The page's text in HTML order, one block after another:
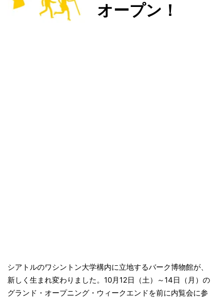
オープン！
シアトルのワシントン大学構内に立地するバーク博物館が、
新しく生まれ変わりました。10月12日（土）～14日（月）の
グランド・オープニング・ウィークエンドを前に内覧会に参